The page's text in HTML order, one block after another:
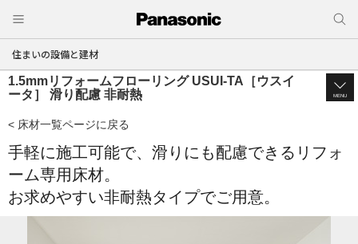
住まいの設備と建材
1.5mmリフォームフローリング USUI-TA［ウスイ
ータ］ 滑り配慮 非耐熱
MENU
< 床材一覧ページに戻る
手軽に施工可能で、滑りにも配慮できるリフォ
ーム専用床材。
お求めやすい非耐熱タイプでご用意。